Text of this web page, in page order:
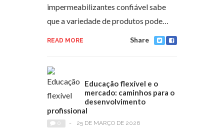
impermeabilizantes confiável sabe
que a variedade de produtos pode…
READ MORE Share
Educação flexível e o
mercado: caminhos para o
desenvolvimento
profissional
- 25 DE MARÇO DE 2026